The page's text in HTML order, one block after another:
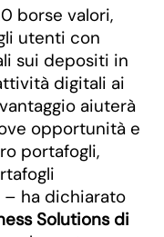
borse valori,
utenti con
sui depositi in
digitali ai
aiuterà
opportunità e
portafogli,
ha dichiarato
Solutions di